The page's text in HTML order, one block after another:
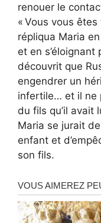
renouer le
« Vous vous
répliqua Maria
et en
découvrit que
engendrer un
infertile… et il ne
du fils qu’il avait
Maria se jurait
enfant et
son fils.